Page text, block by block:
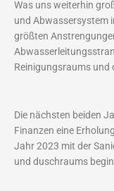
Was uns weiterhin
und Abwassersystem
größten
Reinigungsraums und
Die nächsten beiden
Finanzen eine
Jahr 2023 mit der
und duschraums